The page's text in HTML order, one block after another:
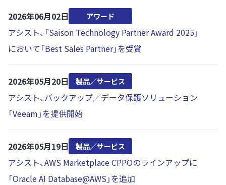
2026年06月02日 アワード
アシスト、「Saison Technology Partner Award 2025」
において「Best Sales Partner」を受賞
2026年05月20日 製品／サービス
アシスト、バックアップ／データ保護ソリューション
「Veeam」を提供開始
2026年05月19日 製品／サービス
アシスト、AWS Marketplace CPPOのラインアップに
「Oracle AI Database@AWS」を追加